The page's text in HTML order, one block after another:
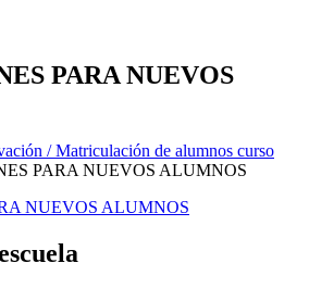
PARA NUEVOS
/ Matriculación de alumnos curso
PARA NUEVOS ALUMNOS
NUEVOS ALUMNOS